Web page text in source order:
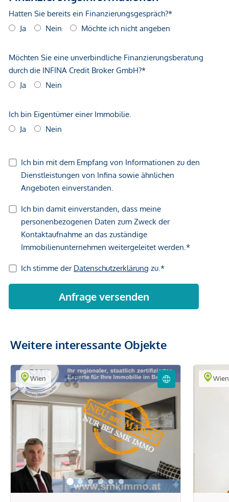
Vertragsabschluss resultierende Rechte sind ausschließlich
gegenüber dem anbietenden Immobilienunternehmen
geltend zu machen. Wir weisen Sie darauf hin, dass die
unverbindliche Vorabinformationen sind und daher ohne
Gewähr erfolgen. Der Vermittler ist als Doppelmakler tätig.
Weitere interessante Objekte
Wien Wien